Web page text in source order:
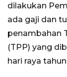
dilakukan
ada gaji dan
penambahan
(TPP) yang
hari raya